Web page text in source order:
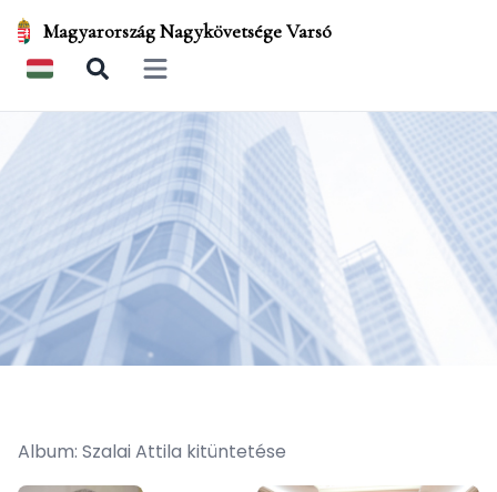
Magyarország Nagykövetsége Varsó
Open main menu
Album: Szalai Attila kitüntetése